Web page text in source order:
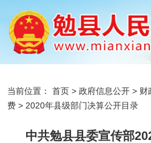
当前位置： 首页 > 政府信息公开 > 财
费 > 2020年县级部门决算公开目录
中共勉县县委宣传部